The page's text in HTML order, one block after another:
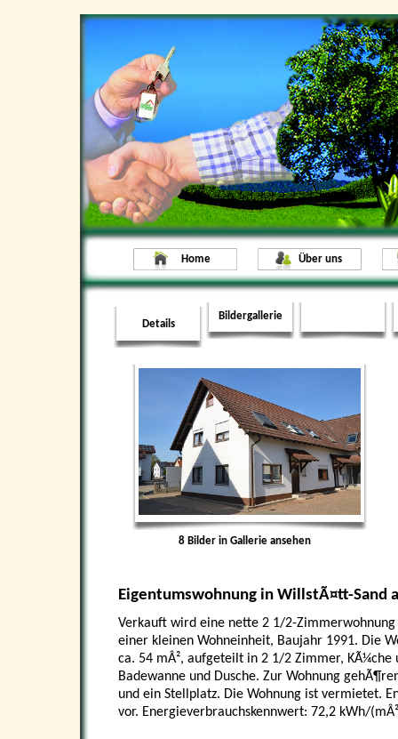
Home Über uns
Details
Bildergallerie
8Bilder in Gallerie ansehen
Eigentumswohnung in WillstÃ¤tt-Sand
Verkauft wird eine nette 2 1/2-Zimmerwohnung
einer kleinen Wohneinheit, Baujahr 1991. Die
ca. 54 mÂ², aufgeteilt in 2 1/2 Zimmer, KÃ¼che
Badewanne und Dusche. Zur Wohnung
und ein Stellplatz. Die Wohnung ist vermietet.
vor. Energieverbrauchskennwert: 72,2 kWh/